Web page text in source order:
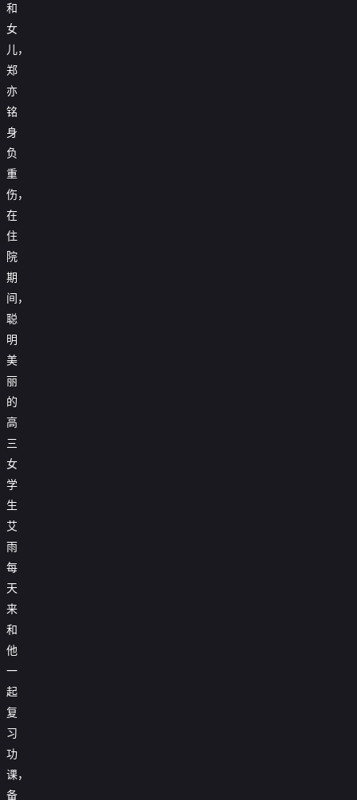
和
女
儿，
郑
亦
铭
身
负
重
伤，
在
住
院
期
间，
聪
明
美
丽
的
高
三
女
学
生
艾
雨
每
天
来
和
他
一
起
复
习
功
课，
备